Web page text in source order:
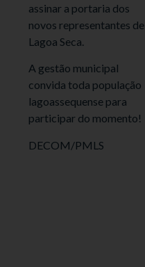
assinar a portaria dos
novos representantes de
Lagoa Seca.
A gestão municipal
convida toda população
lagoassequense para
participar do momento!
DECOM/PMLS